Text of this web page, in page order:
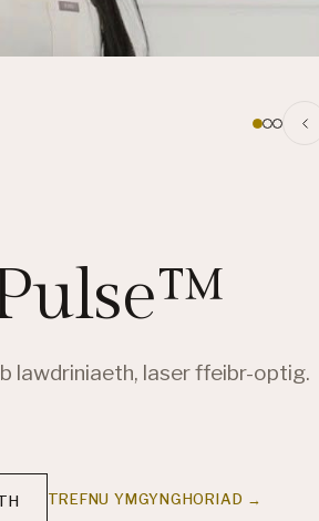
lawdriniaeth, laser ffeibr-optig.
TREFNU YMGYNGHORIAD →